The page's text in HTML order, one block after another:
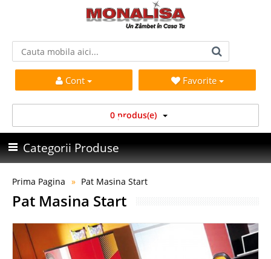
Cont Favorite
0 produs(e)
Categorii Produse
Prima Pagina Pat Masina Start
Pat Masina Start